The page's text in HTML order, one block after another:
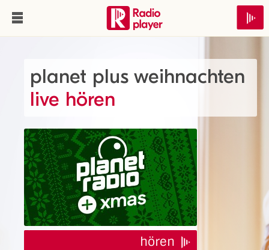
planet plus weihnachten
live hören
hören